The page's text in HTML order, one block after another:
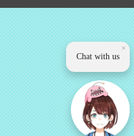
×
Chat with us